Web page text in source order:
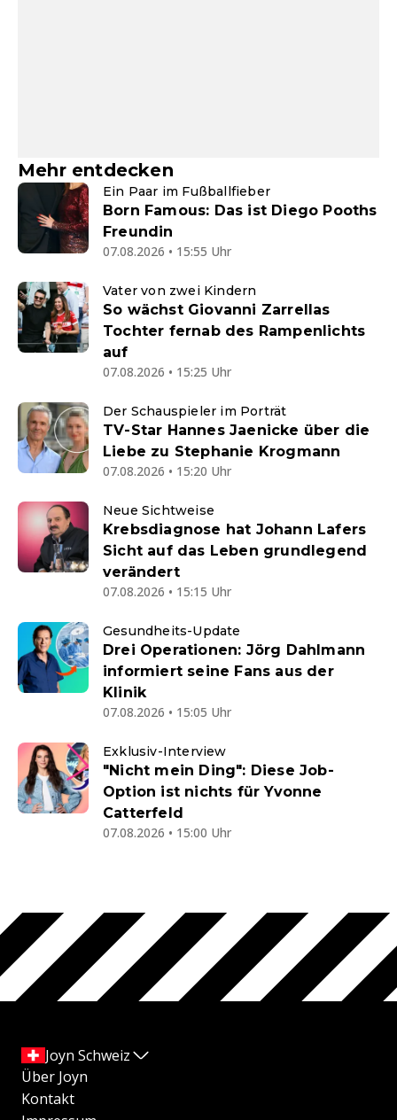
Mehr entdecken
Ein Paar im Fußballfieber
Born Famous: Das ist Diego Pooths
Freundin
07.08.2026 • 15:55 Uhr
Vater von zwei Kindern
So wächst Giovanni Zarrellas
Tochter fernab des Rampenlichts
auf
07.08.2026 • 15:25 Uhr
Der Schauspieler im Porträt
TV-Star Hannes Jaenicke über die
Liebe zu Stephanie Krogmann
07.08.2026 • 15:20 Uhr
Neue Sichtweise
Krebsdiagnose hat Johann Lafers
Sicht auf das Leben grundlegend
verändert
07.08.2026 • 15:15 Uhr
Gesundheits-Update
Drei Operationen: Jörg Dahlmann
informiert seine Fans aus der
Klinik
07.08.2026 • 15:05 Uhr
Exklusiv-Interview
"Nicht mein Ding": Diese Job-
Option ist nichts für Yvonne
Catterfeld
07.08.2026 • 15:00 Uhr
Joyn Schweiz
Über Joyn
Kontakt